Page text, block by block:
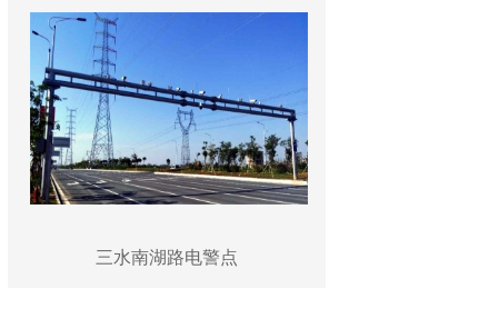
三水南湖路电警点